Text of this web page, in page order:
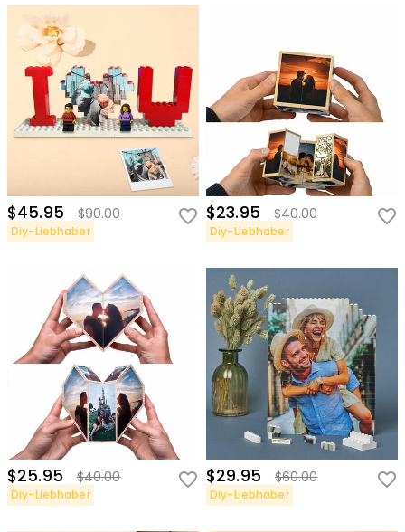
$45.95 $90.00
Diy-Liebhaber
$23.95 $40.00
Diy-Liebhaber
$25.95 $40.00
Diy-Liebhaber
$29.95 $60.00
Diy-Liebhaber